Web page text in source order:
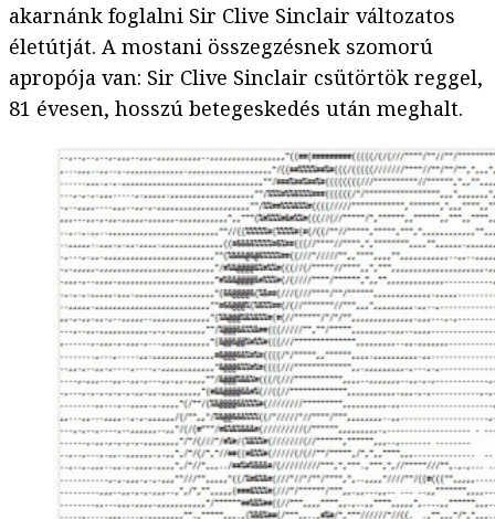
akarnánk foglalni Sir Clive Sinclair változatos
életútját. A mostani összegzésnek szomorú
apropója van: Sir Clive Sinclair csütörtök reggel,
81 évesen, hosszú betegeskedés után meghalt.